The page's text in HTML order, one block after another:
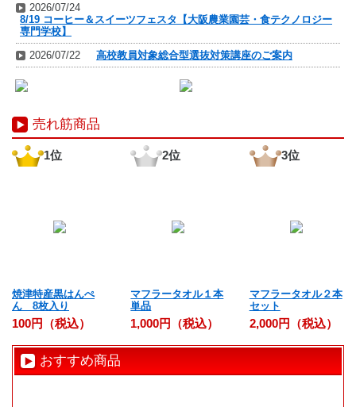
2026/07/24
8/19 コーヒー＆スイーツフェスタ【大阪農業園芸・食テクノロジー
専門学校】
2026/07/22
高校教員対象総合型選抜対策講座のご案内
売れ筋商品
1位
焼津特産黒はんぺ
ん 8枚入り
100円（税込）
2位
マフラータオル１本
単品
1,000円（税込）
3位
マフラータオル２本
セット
2,000円（税込）
おすすめ商品